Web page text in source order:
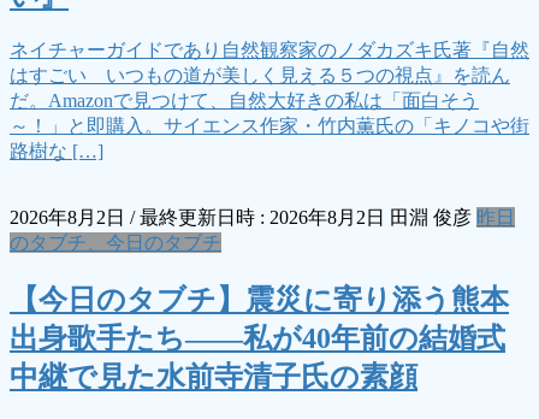
ネイチャーガイドであり自然観察家のノダカズキ氏著『自然
はすごい いつもの道が美しく見える５つの視点』を読ん
だ。Amazonで見つけて、自然大好きの私は「面白そう
～！」と即購入。サイエンス作家・竹内薫氏の「キノコや街
路樹な […]
2026年8月2日 / 最終更新日時 : 2026年8月2日 田淵 俊彦 昨日
のタブチ、今日のタブチ
【今日のタブチ】震災に寄り添う熊本
出身歌手たち――私が40年前の結婚式
中継で見た水前寺清子氏の素顔